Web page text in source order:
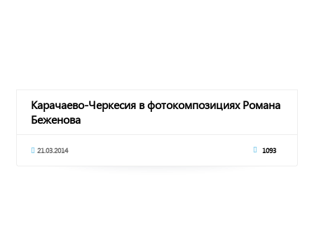
Карачаево-Черкесия в фотокомпозициях Романа
Беженова
21.03.2014 1093